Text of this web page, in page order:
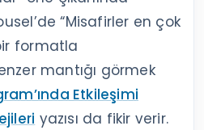
“Misafirler en çok
formatla
mantığı görmek
Etkileşimi
yazısı da fikir verir.